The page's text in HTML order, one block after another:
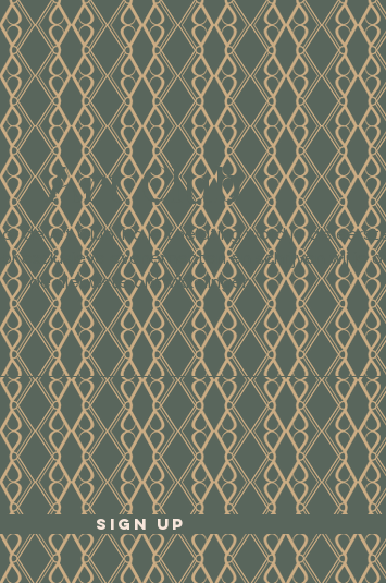
Art Club
de Art Club. Na je toelating word je als
exclusieve evenementen en schrijven wij je
de nieuwste ontwikkelingen.
Sign Up